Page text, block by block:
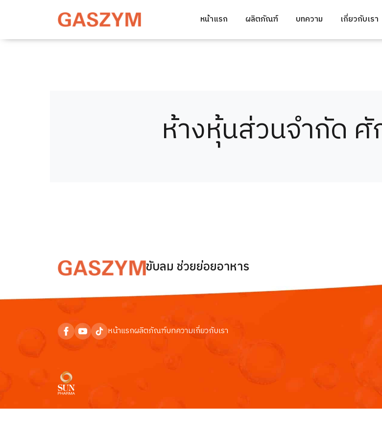
หน้าแรก ผลิตภัณฑ์ บทความ เกี่ยวกับเรา
ห้างหุ้นส่วนจำกัด
ขับลม ช่วยย่อยอาหาร
หน้าแรกผลิตภัณฑ์บทความเกี่ยวกับเรา